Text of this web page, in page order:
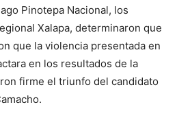
Pinotepa Nacional, los
Xalapa, determinaron que
que la violencia presentada en
en los resultados de la
firme el triunfo del candidato